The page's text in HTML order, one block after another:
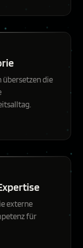
übersetzen die
externe
für